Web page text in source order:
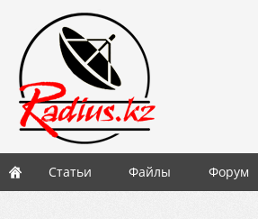
Статьи Файлы Форум